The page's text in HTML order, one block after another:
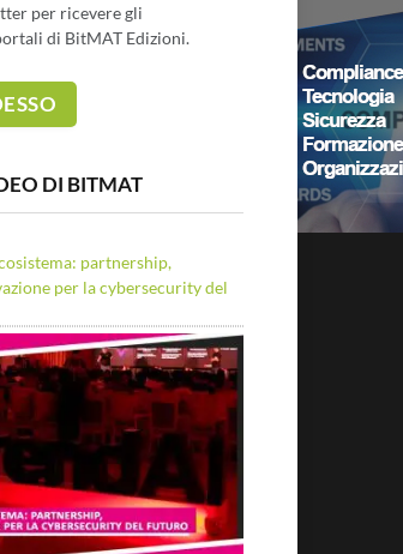
per ricevere gli
di BitMAT Edizioni.
DI BITMAT
partnership,
per la cybersecurity del